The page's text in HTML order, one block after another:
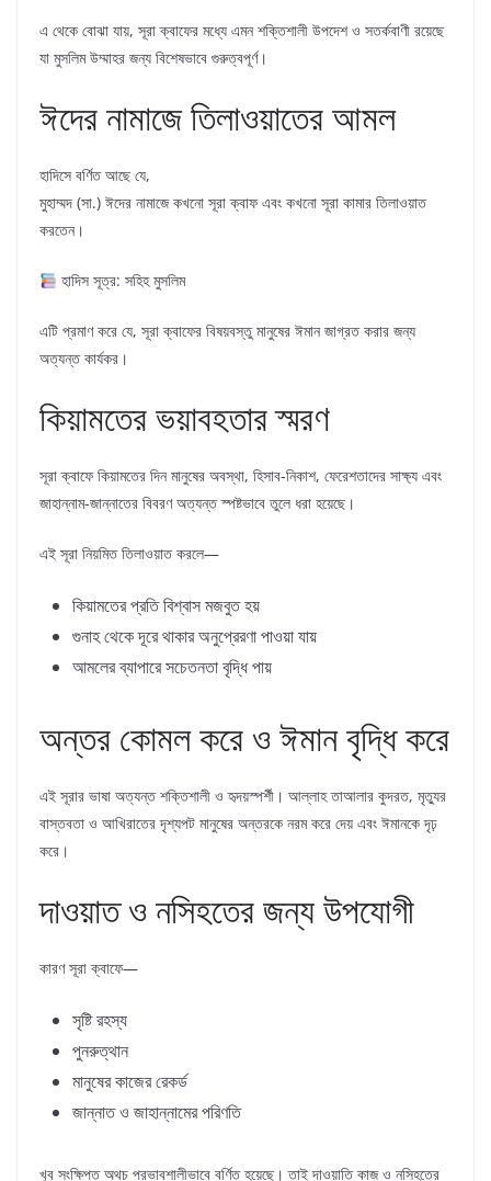
এ থেকে বোঝা যায়, সূরা ক্বাফের মধ্যে এমন শক্তিশালী উপদেশ ও সতর্কবাণী রয়েছে
যা মুসলিম উম্মাহর জন্য বিশেষভাবে গুরুত্বপূর্ণ।
ঈদের নামাজে তিলাওয়াতের আমল
হাদিসে বর্ণিত আছে যে,
মুহাম্মদ (সা.) ঈদের নামাজে কখনো সূরা ক্বাফ এবং কখনো সূরা কামার তিলাওয়াত
করতেন।
হাদিস সূত্র: সহিহ মুসলিম
এটি প্রমাণ করে যে, সূরা ক্বাফের বিষয়বস্তু মানুষের ঈমান জাগ্রত করার জন্য
অত্যন্ত কার্যকর।
কিয়ামতের ভয়াবহতার স্মরণ
সূরা ক্বাফে কিয়ামতের দিন মানুষের অবস্থা, হিসাব-নিকাশ, ফেরেশতাদের সাক্ষ্য এবং
জাহান্নাম-জান্নাতের বিবরণ অত্যন্ত স্পষ্টভাবে তুলে ধরা হয়েছে।
এই সূরা নিয়মিত তিলাওয়াত করলে—
কিয়ামতের প্রতি বিশ্বাস মজবুত হয়
গুনাহ থেকে দূরে থাকার অনুপ্রেরণা পাওয়া যায়
আমলের ব্যাপারে সচেতনতা বৃদ্ধি পায়
অন্তর কোমল করে ও ঈমান বৃদ্ধি করে
এই সূরার ভাষা অত্যন্ত শক্তিশালী ও হৃদয়স্পর্শী। আল্লাহ তাআলার কুদরত, মৃত্যুর
বাস্তবতা ও আখিরাতের দৃশ্যপট মানুষের অন্তরকে নরম করে দেয় এবং ঈমানকে দৃঢ়
করে।
দাওয়াত ও নসিহতের জন্য উপযোগী
কারণ সূরা ক্বাফে—
সৃষ্টি রহস্য
পুনরুত্থান
মানুষের কাজের রেকর্ড
জান্নাত ও জাহান্নামের পরিণতি
খুব সংক্ষিপ্ত অথচ প্রভাবশালীভাবে বর্ণিত হয়েছে। তাই দাওয়াতি কাজ ও নসিহতের